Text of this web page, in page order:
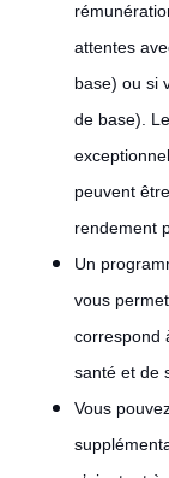
attentes
base) ou si
de base).
peuvent
rendement
Un
vous
correspond
santé et de
Vous